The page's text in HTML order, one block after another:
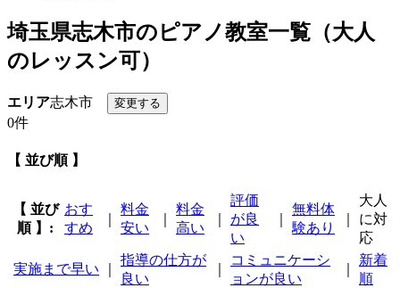
埼玉県志木市のピアノ教室一覧（大人
のレッスン可）
エリア志木市
0件
【 並び順 】
【 並び
順 】:
おす
すめ
料金
安い
料金
高い
評価
が良
い
無料体
験あり
大人
に対
応
実施まで早い
指導の仕方が
良い
コミュニケーシ
ョンが良い
新着
順